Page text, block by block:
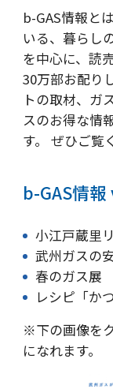
b-GAS情報と
いる、暮らし
を中心に、読
30万部お配り
トの取材、ガ
スのお得な情
す。 ぜひご覧
b-GAS情
小江戸蔵里
武州ガスの
春のガス展
レシピ「か
※下の画像を
になれます。